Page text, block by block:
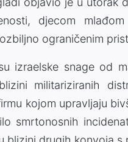
djecom
ograničenim
izraelske snage od
militariziranih
kojom upravljaju
smrtonosnih